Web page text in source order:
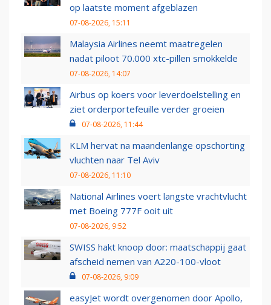
op laatste moment afgeblazen
07-08-2026, 15:11
Malaysia Airlines neemt maatregelen
nadat piloot 70.000 xtc-pillen smokkelde
07-08-2026, 14:07
Airbus op koers voor leverdoelstelling en
ziet orderportefeuille verder groeien
07-08-2026, 11:44
KLM hervat na maandenlange opschorting
vluchten naar Tel Aviv
07-08-2026, 11:10
National Airlines voert langste vrachtvlucht
met Boeing 777F ooit uit
07-08-2026, 9:52
SWISS hakt knoop door: maatschappij gaat
afscheid nemen van A220-100-vloot
07-08-2026, 9:09
easyJet wordt overgenomen door Apollo,